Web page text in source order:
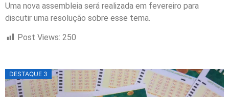
Uma nova assembleia será realizada em fevereiro para
discutir uma resolução sobre esse tema.
Post Views: 250
DESTAQUE 3